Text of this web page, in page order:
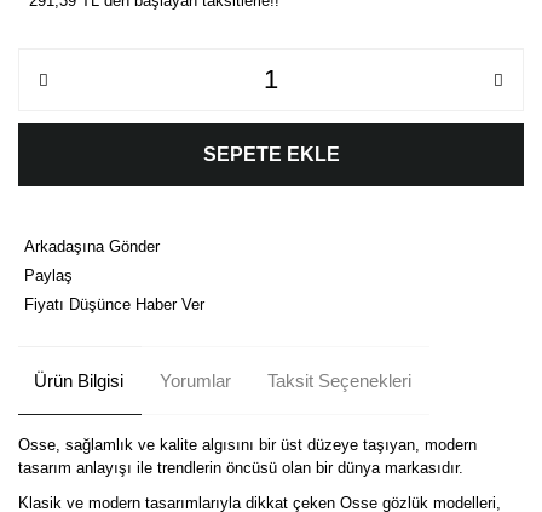
SEPETE EKLE
Arkadaşına Gönder
Paylaş
Fiyatı Düşünce Haber Ver
Ürün Bilgisi Yorumlar Taksit Seçenekleri
Osse, sağlamlık ve kalite algısını bir üst düzeye taşıyan, modern
tasarım anlayışı ile trendlerin öncüsü olan bir dünya markasıdır.
Klasik ve modern tasarımlarıyla dikkat çeken Osse gözlük modelleri,